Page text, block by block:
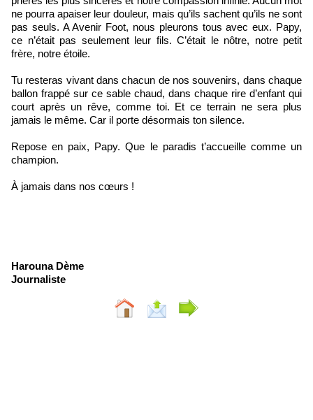
ne pourra apaiser leur douleur, mais qu’ils sachent qu’ils ne sont
pas seuls. A Avenir Foot, nous pleurons tous avec eux. Papy,
ce n’était pas seulement leur fils. C’était le nôtre, notre petit
frère, notre étoile.
Tu resteras vivant dans chacun de nos souvenirs, dans chaque
ballon frappé sur ce sable chaud, dans chaque rire d’enfant qui
court après un rêve, comme toi. Et ce terrain ne sera plus
jamais le même. Car il porte désormais ton silence.
Repose en paix, Papy. Que le paradis t’accueille comme un
champion.
À jamais dans nos cœurs !
Harouna Dème
Journaliste